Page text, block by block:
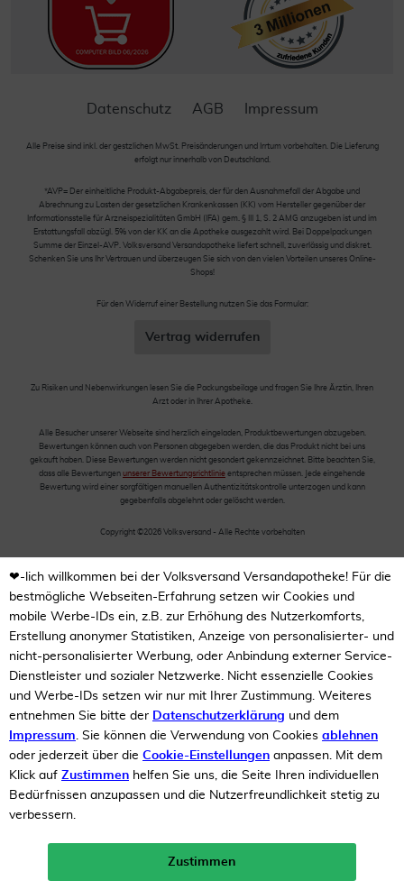
10%
Neukunden-Rabatt ab 49€!
mehr erfahren >
Datenschutz AGB Impressum
Alle Preise sind inkl. der gestzlichen MwSt. Preisänderungen und Irrtum vorbehalten. Die Lieferung
erfolgt nur innerhalb von Deutschland.
*AVP= Der einheitliche Produkt-Abgabepreis, der für den Ausnahmefall der Abgabe und
Abrechnung zu Lasten der gesetzlichen Krankenkassen (KK) vom Hersteller gegenüber der
Informationsstelle für Arzneispezialitäten GmbH (IFA) gem. § III 1, S. 2 AMG anzugeben ist und im
Erstattungsfall abzügl. 5% von der KK an die Apotheke ausgezahlt wird. Bei Doppelpackungen
Summe der Einzel-AVP. Volksversand Versandapotheke liefert schnell, zuverlässig und diskret.
Schenken Sie uns Ihr Vertrauen und überzeugen Sie sich von den vielen Vorteilen unseres Online-
Shops!
Für den Widerruf einer Bestellung nutzen Sie das Formular:
Vertrag widerrufen
Zu Risiken und Nebenwirkungen lesen Sie die Packungsbeilage und fragen Sie Ihre Ärztin, Ihren
Arzt oder in Ihrer Apotheke.
Alle Besucher unserer Webseite sind herzlich eingeladen, Produktbewertungen abzugeben.
Bewertungen können auch von Personen abgegeben werden, die das Produkt nicht bei uns
gekauft haben. Diese Bewertungen werden nicht gesondert gekennzeichnet. Bitte beachten Sie,
dass alle Bewertungen unserer Bewertungsrichtlinie entsprechen müssen. Jede eingehende
Bewertung wird einer sorgfältigen manuellen Authentizitätskontrolle unterzogen und kann
gegebenfalls abgelehnt oder gelöscht werden.
Copyright ©2026 Volksversand - Alle Rechte vorbehalten
❤-lich willkommen bei der Volksversand Versandapotheke! Für die
bestmögliche Webseiten-Erfahrung setzen wir Cookies und
mobile Werbe-IDs ein, z.B. zur Erhöhung des Nutzerkomforts,
Erstellung anonymer Statistiken, Anzeige von personalisierter- und
nicht-personalisierter Werbung, oder Anbindung externer Service-
Dienstleister und sozialer Netzwerke. Nicht essenzielle Cookies
und Werbe-IDs setzen wir nur mit Ihrer Zustimmung. Weiteres
entnehmen Sie bitte der Datenschutzerklärung und dem
Impressum. Sie können die Verwendung von Cookies ablehnen
oder jederzeit über die Cookie-Einstellungen anpassen. Mit dem
Klick auf Zustimmen helfen Sie uns, die Seite Ihren individuellen
Bedürfnissen anzupassen und die Nutzerfreundlichkeit stetig zu
verbessern.
Zustimmen